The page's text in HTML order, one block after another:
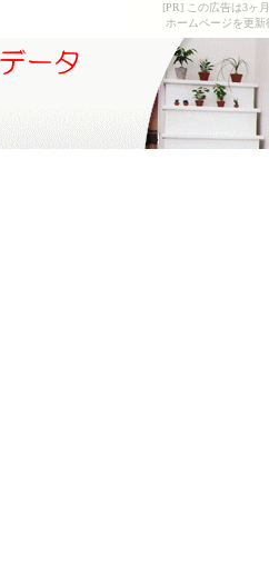
[PR] この広告は3ヶ
ホームページを更